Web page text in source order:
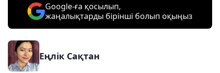
Google-ға қосылып,
жаңалықтарды бірінші болып оқыңыз
Еңлік Сақтан